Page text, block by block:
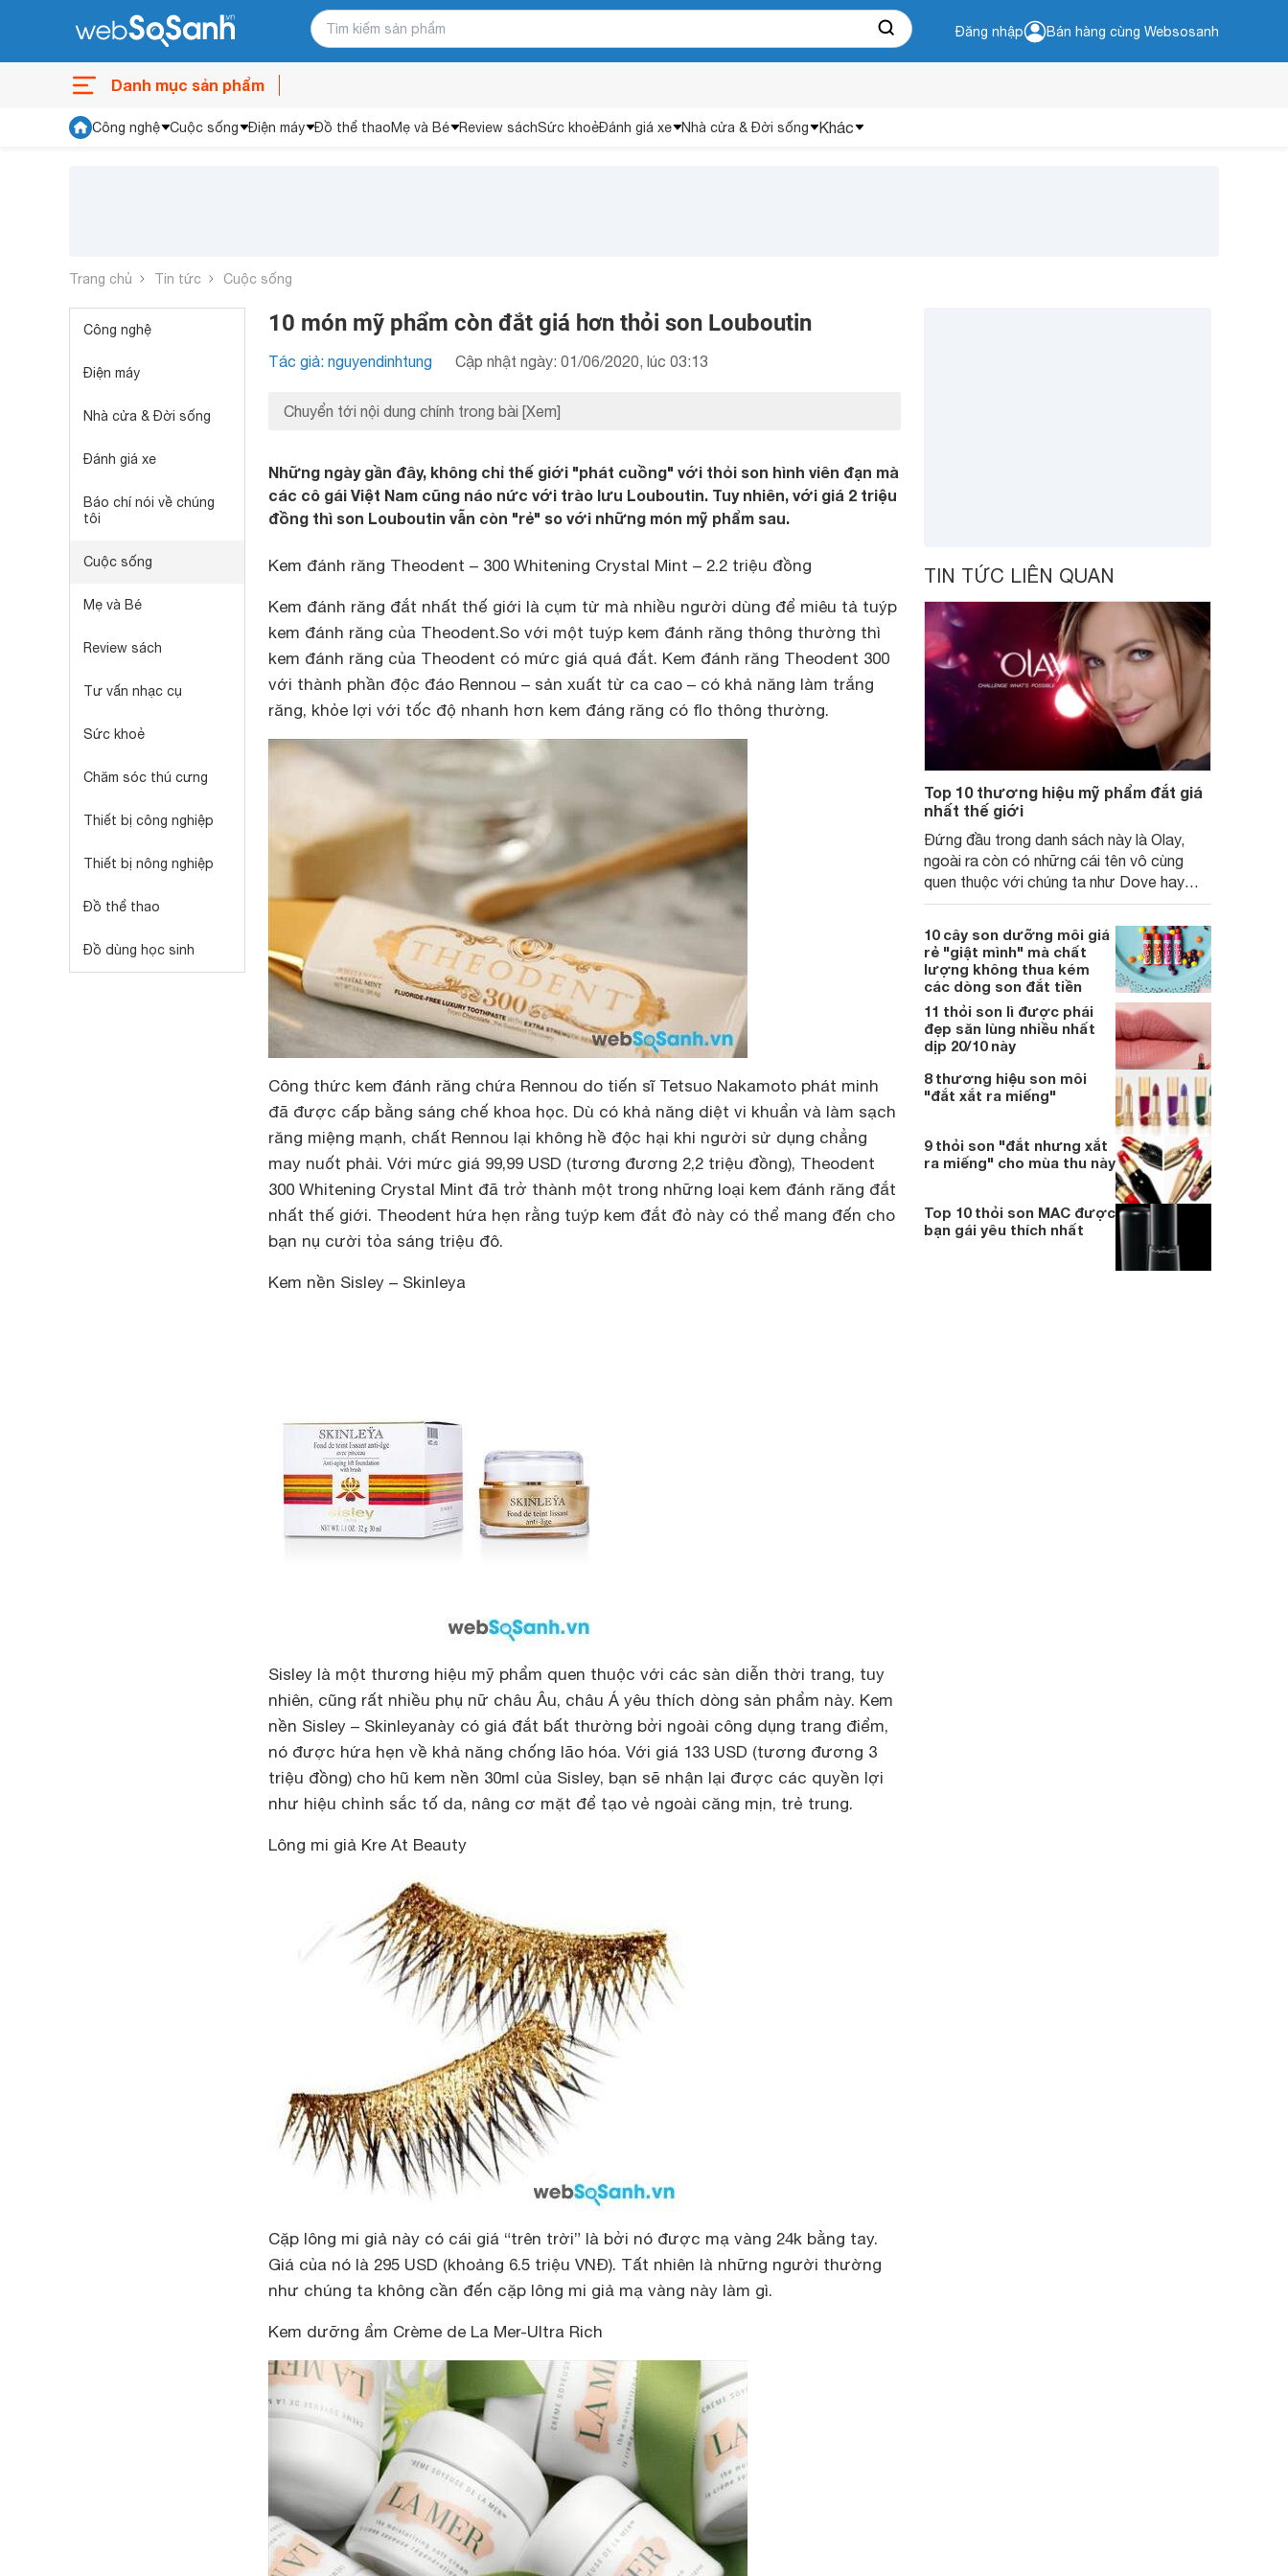
Đăng nhập Bán hàng cùng Websosanh
Danh mục sản phẩm
Công nghệ Cuộc sống Điện máy Đồ thể thaoMẹ và Bé Review sáchSức khoẻĐánh giá xe Nhà cửa & Đời sống Khác
Trang chủ Tin tức Cuộc sống
Công nghệ
Điện máy
Nhà cửa & Đời sống
Đánh giá xe
Báo chí nói về chúng
tôi
Cuộc sống
Mẹ và Bé
Review sách
Tư vấn nhạc cụ
Sức khoẻ
Chăm sóc thú cưng
Thiết bị công nghiệp
Thiết bị nông nghiệp
Đồ thể thao
Đồ dùng học sinh
10 món mỹ phẩm còn đắt giá hơn thỏi son Louboutin
Tác giả: nguyendinhtung Cập nhật ngày: 01/06/2020, lúc 03:13
Chuyển tới nội dung chính trong bài [Xem]
Những ngày gần đây, không chỉ thế giới "phát cuồng" với thỏi son hình viên đạn mà
các cô gái Việt Nam cũng náo nức với trào lưu Louboutin. Tuy nhiên, với giá 2 triệu
đồng thì son Louboutin vẫn còn "rẻ" so với những món mỹ phẩm sau.
Kem đánh răng Theodent – 300 Whitening Crystal Mint – 2.2 triệu đồng
Kem đánh răng đắt nhất thế giới là cụm từ mà nhiều người dùng để miêu tả tuýp
kem đánh răng của Theodent.So với một tuýp kem đánh răng thông thường thì
kem đánh răng của Theodent có mức giá quá đắt. Kem đánh răng Theodent 300
với thành phần độc đáo Rennou – sản xuất từ ca cao – có khả năng làm trắng
răng, khỏe lợi với tốc độ nhanh hơn kem đáng răng có flo thông thường.
Công thức kem đánh răng chứa Rennou do tiến sĩ Tetsuo Nakamoto phát minh
đã được cấp bằng sáng chế khoa học. Dù có khả năng diệt vi khuẩn và làm sạch
răng miệng mạnh, chất Rennou lại không hề độc hại khi người sử dụng chẳng
may nuốt phải. Với mức giá 99,99 USD (tương đương 2,2 triệu đồng), Theodent
300 Whitening Crystal Mint đã trở thành một trong những loại kem đánh răng đắt
nhất thế giới. Theodent hứa hẹn rằng tuýp kem đắt đỏ này có thể mang đến cho
bạn nụ cười tỏa sáng triệu đô.
Kem nền Sisley – Skinleya
Sisley là một thương hiệu mỹ phẩm quen thuộc với các sàn diễn thời trang, tuy
nhiên, cũng rất nhiều phụ nữ châu Âu, châu Á yêu thích dòng sản phẩm này. Kem
nền Sisley – Skinleyanày có giá đắt bất thường bởi ngoài công dụng trang điểm,
nó được hứa hẹn về khả năng chống lão hóa. Với giá 133 USD (tương đương 3
triệu đồng) cho hũ kem nền 30ml của Sisley, bạn sẽ nhận lại được các quyền lợi
như hiệu chỉnh sắc tố da, nâng cơ mặt để tạo vẻ ngoài căng mịn, trẻ trung.
Lông mi giả Kre At Beauty
Cặp lông mi giả này có cái giá “trên trời” là bởi nó được mạ vàng 24k bằng tay.
Giá của nó là 295 USD (khoảng 6.5 triệu VNĐ). Tất nhiên là những người thường
như chúng ta không cần đến cặp lông mi giả mạ vàng này làm gì.
Kem dưỡng ẩm Crème de La Mer-Ultra Rich
TIN TỨC LIÊN QUAN
Top 10 thương hiệu mỹ phẩm đắt giá
nhất thế giới
Đứng đầu trong danh sách này là Olay,
ngoài ra còn có những cái tên vô cùng
quen thuộc với chúng ta như Dove hay
Biore.
10 cây son dưỡng môi giá
rẻ "giật mình" mà chất
lượng không thua kém
các dòng son đắt tiền
11 thỏi son lì được phái
đẹp săn lùng nhiều nhất
dịp 20/10 này
8 thương hiệu son môi
"đắt xắt ra miếng"
9 thỏi son "đắt nhưng xắt
ra miếng" cho mùa thu này
Top 10 thỏi son MAC được
bạn gái yêu thích nhất